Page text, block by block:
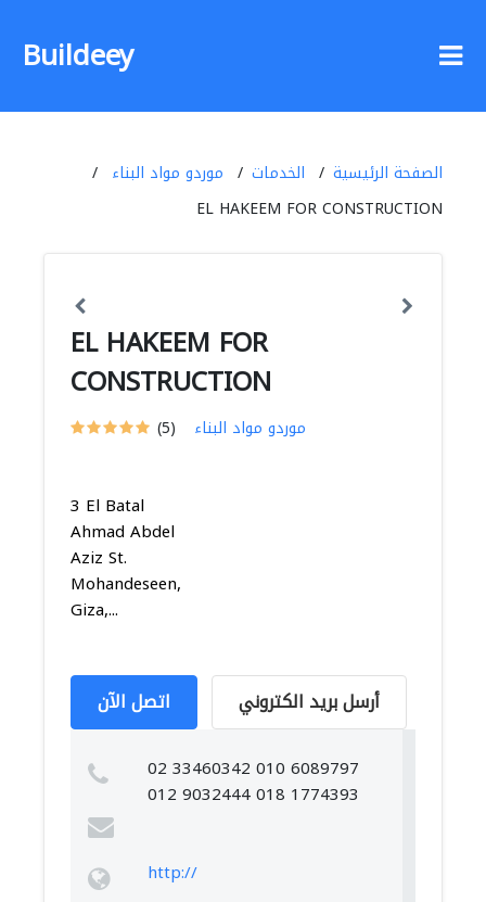
Buildeey
الصفحة الرئيسية الخدمات
موردو مواد البناء
EL HAKEEM FOR CONSTRUCTION
EL HAKEEM FOR
CONSTRUCTION
(5) موردو مواد البناء
3 El Batal
Ahmad Abdel
Aziz St.
Mohandeseen,
Giza,...
اتصل الآن أرسل بريد الكتروني
02 33460342 010 6089797
012 9032444 018 1774393
http://